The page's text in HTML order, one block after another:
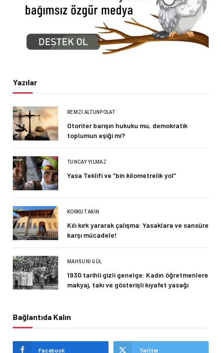
Yazılar
REMZI ALTUNPOLAT
Otoriter barışın hukuku mu, demokratik
toplumun eşiği mi?
TUNCAY YILMAZ
Yasa Teklifi ve “bin kilometrelik yol”
KORKUT AKIN
Kılı kırk yararak çalışma: Yasaklara ve sansüre
karşı mücadele!
MAHSUNI GÜL
1930 tarihli gizli genelge: Kadın öğretmenlere
makyaj, takı ve gösterişli kıyafet yasağı
Bağlantıda Kalın
Facebook Twitter